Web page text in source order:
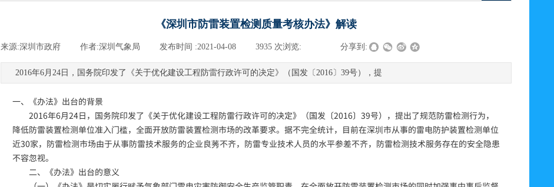
《深圳市防雷装置检测质量考核办法》解读
来源:深圳市政府 作者:深圳气象局 发布时间 :2021-04-08 3935 次浏览: 分享到:
2016年6月24日，国务院印发了《关于优化建设工程防雷行政许可的决定》（国发〔2016〕39号），提
一、《办法》出台的背景
2016年6月24日，国务院印发了《关于优化建设工程防雷行政许可的决定》（国发〔2016〕39号），提出了规范防雷检测行为，
降低防雷装置检测单位准入门槛，全面开放防雷装置检测市场的改革要求。据不完全统计，目前在深圳市从事的雷电防护装置检测单位
近30家，防雷检测市场由于从事防雷技术服务的企业良莠不齐，防雷专业技术人员的水平参差不齐，防雷检测技术服务存在的安全隐患
不容忽视。
二、《办法》出台的意义